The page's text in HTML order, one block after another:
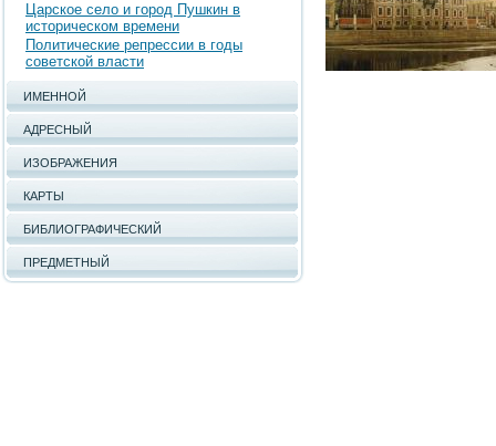
Царское село и город Пушкин в
историческом времени
Политические репрессии в годы
советской власти
ИМЕННОЙ
АДРЕСНЫЙ
ИЗОБРАЖЕНИЯ
КАРТЫ
БИБЛИОГРАФИЧЕСКИЙ
ПРЕДМЕТНЫЙ